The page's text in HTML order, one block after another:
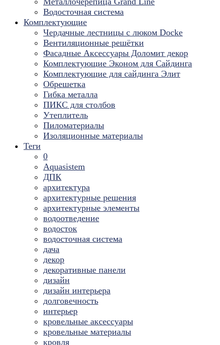
Водосточная система
Комплектующие
Чердачные лестницы с люком Docke
Вентиляционные решётки
Фасадные Аксессуары Доломит декор
Комплектующие Эконом для Сайдинга
Комплектующие для cайдинга Элит
Обрешетка
Гибка металла
ПИКС для столбов
Утеплитель
Пиломатериалы
Изоляционные материалы
Теги
0
Aquasistem
ДПК
архитектура
архитектурные решения
архитектурные элементы
водоотведение
водосток
водосточная система
дача
декор
декоративные панели
дизайн
дизайн интерьера
долговечность
интерьер
кровельные аксессуары
кровельные материалы
кровля